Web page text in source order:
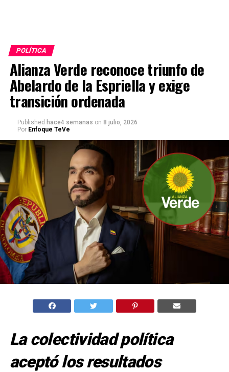
POLÍTICA
Alianza Verde reconoce triunfo de
Abelardo de la Espriella y exige
transición ordenada
Published hace4 semanas on 8 julio, 2026
Por Enfoque TeVe
La colectividad política
aceptó los resultados